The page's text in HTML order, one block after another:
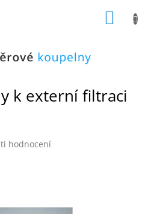
k externí filtraci
hodnocení